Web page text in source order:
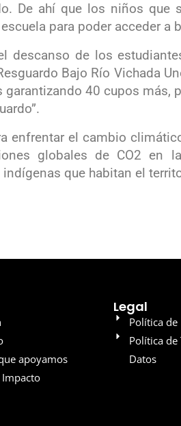
De ahí que los niños que
para poder acceder a
de los
Bajo Río Vichada
40 cupos
enfrentar el cambio
globales de CO2 en
que habitan el
apoyamos
Legal
Política
Política
Datos